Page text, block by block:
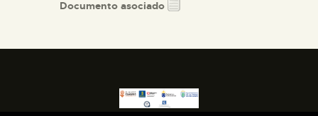
Documento asociado